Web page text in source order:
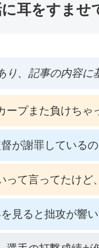
耳をすま
、記事の内容に
ープまた負けちゃ
が謝罪している
って言ってたけど
見ると拙攻が響